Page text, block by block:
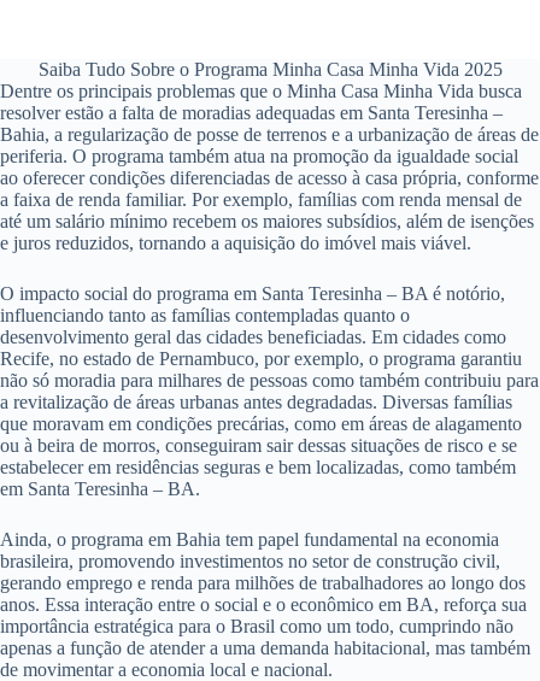
Saiba Tudo Sobre o Programa Minha Casa Minha Vida 2025
Dentre os principais problemas que o Minha Casa Minha Vida busca
resolver estão a falta de moradias adequadas em Santa Teresinha –
Bahia, a regularização de posse de terrenos e a urbanização de áreas de
periferia. O programa também atua na promoção da igualdade social
ao oferecer condições diferenciadas de acesso à casa própria, conforme
a faixa de renda familiar. Por exemplo, famílias com renda mensal de
até um salário mínimo recebem os maiores subsídios, além de isenções
e juros reduzidos, tornando a aquisição do imóvel mais viável.
O impacto social do programa em Santa Teresinha – BA é notório,
influenciando tanto as famílias contempladas quanto o
desenvolvimento geral das cidades beneficiadas. Em cidades como
Recife, no estado de Pernambuco, por exemplo, o programa garantiu
não só moradia para milhares de pessoas como também contribuiu para
a revitalização de áreas urbanas antes degradadas. Diversas famílias
que moravam em condições precárias, como em áreas de alagamento
ou à beira de morros, conseguiram sair dessas situações de risco e se
estabelecer em residências seguras e bem localizadas, como também
em Santa Teresinha – BA.
Ainda, o programa em Bahia tem papel fundamental na economia
brasileira, promovendo investimentos no setor de construção civil,
gerando emprego e renda para milhões de trabalhadores ao longo dos
anos. Essa interação entre o social e o econômico em BA, reforça sua
importância estratégica para o Brasil como um todo, cumprindo não
apenas a função de atender a uma demanda habitacional, mas também
de movimentar a economia local e nacional.